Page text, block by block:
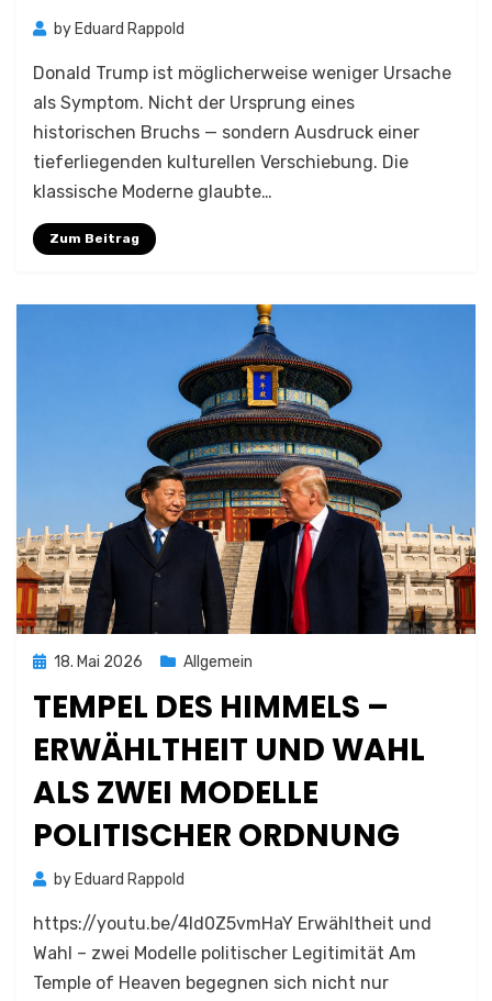
by Eduard Rappold
Donald Trump ist möglicherweise weniger Ursache
als Symptom. Nicht der Ursprung eines
historischen Bruchs — sondern Ausdruck einer
tieferliegenden kulturellen Verschiebung. Die
klassische Moderne glaubte…
Zum Beitrag
Posted
18. Mai 2026 Allgemein
TEMPEL DES HIMMELS –
ERWÄHLTHEIT UND WAHL
ALS ZWEI MODELLE
POLITISCHER ORDNUNG
by Eduard Rappold
https://youtu.be/4Id0Z5vmHaY Erwähltheit und
Wahl – zwei Modelle politischer Legitimität Am
Temple of Heaven begegnen sich nicht nur